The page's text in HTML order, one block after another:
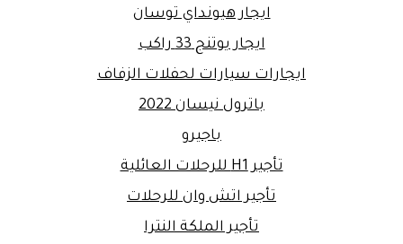
ايجار هيونداي توسان
ايجار يوتنج 33 راكب
ايجارات سيارات لحفلات الزفاف
باترول نيسان 2022
باجيرو
تأجير H1 للرحلات العائلية
تأجير اتش وان للرحلات
تأجير الملكة النترا